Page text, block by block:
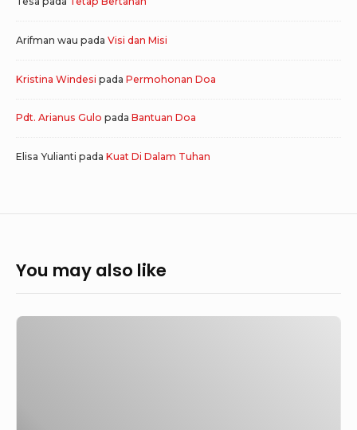
Arifman wau pada Visi dan Misi
Kristina Windesi pada Permohonan Doa
Pdt. Arianus Gulo pada Bantuan Doa
Elisa Yulianti pada Kuat Di Dalam Tuhan
You may also like